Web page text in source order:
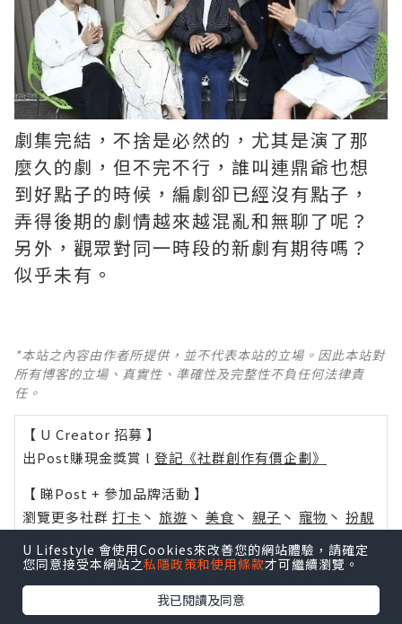
劇集完結，不捨是必然的，尤其是演了那
麼久的劇，但不完不行，誰叫連鼎爺也想
到好點子的時候，編劇卻已經沒有點子，
弄得後期的劇情越來越混亂和無聊了呢？ ​​​
另外，觀眾對同一時段的新劇有期待嗎？
似乎未有。
*本站之內容由作者所提供，並不代表本站的立場。因此本站對
所有博客的立場、真實性、準確性及完整性不負任何法律責
任。
【 U Creator 招募 】
出Post賺現金獎賞 l 登記《社群創作有價企劃》
【 睇Post + 參加品牌活動 】
瀏覽更多社群 打卡 丶 旅遊 丶 美食 丶 親子 丶 寵物 丶 扮靚
活動情報
U Blog開咗WhatsApp啦！發掘更多吃喝玩樂資訊！
U Lifestyle 會使用Cookies來改善您的網站體驗，請確定
您同意接受本網站之私隱政策和使用條款才可繼續瀏覽。
我已閱讀及同意